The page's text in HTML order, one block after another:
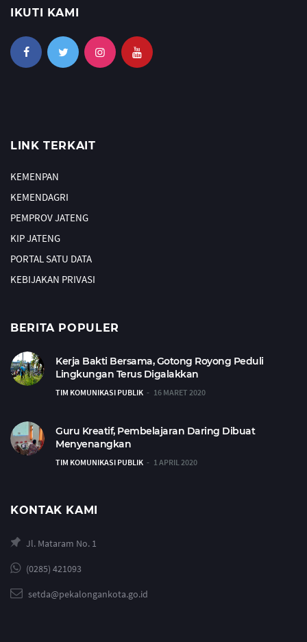
IKUTI KAMI
LINK TERKAIT
KEMENPAN
KEMENDAGRI
PEMPROV JATENG
KIP JATENG
PORTAL SATU DATA
KEBIJAKAN PRIVASI
BERITA POPULER
Kerja Bakti Bersama, Gotong Royong Peduli
Lingkungan Terus Digalakkan
TIM KOMUNIKASI PUBLIK 16 MARET 2020
Guru Kreatif, Pembelajaran Daring Dibuat
Menyenangkan
TIM KOMUNIKASI PUBLIK 1 APRIL 2020
KONTAK KAMI
Jl. Mataram No. 1
(0285) 421093
setda@pekalongankota.go.id